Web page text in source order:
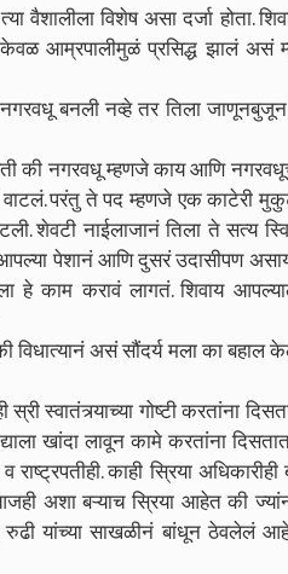
विशेष असा दर्जा होता.
केवळ आम्रपालीमुळं प्रसिद्ध झालं असं
बनली नव्हे तर तिला
की नगरवधू म्हणजे काय आणि
वाटलं. परंतु ते पद म्हणजे एक काटेरी
शेवटी नाईलाजानं तिला ते सत्य
पेशानं आणि दुसरं उदासीपण
हे काम करावं लागतं. शिवाय
असं सौंदर्य मला का बहाल
गोष्टी करतांना
खांदा लावून कामे करतांना
काही स्रिया
अशा बऱ्याच स्रिया आहेत की
रुढी यांच्या साखळीनं बांधून ठेवलेलं